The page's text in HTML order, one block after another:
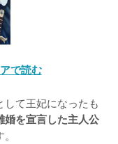
で読む
て王妃になったも
婚を宣言した主人公